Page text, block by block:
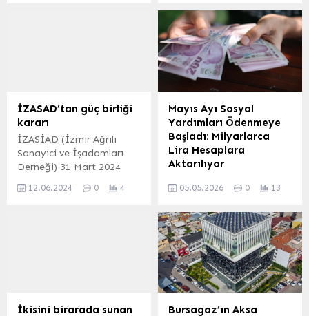
Endüstriyel Kullanımı’
programı BTSO Ana
düzenlendi. Programın
açılışında konuşan BTSO
Yönetim Kurulu...
düzenlemeyle ilgili Obdan
Sistem Genel Müdürü Arkın
Obdan görüş ve
değerlendirmelerde
bulundu. ANKARA (İGFA) –
Resmi Gazete’de
yayımlanan kağıt
ithalatına korunma önlemi
uygulanmasına ilişkin
Cumhurbaşkanı kararına
göre, ek mali yükümlülük
şeklinde uygulanacak
korunma önlemi; Birincil
kağıdı...
İZASAD’tan güç birliği
kararı
İZASİAD (İzmir Ağrılı
Sanayici ve İşadamları
Derneği) 31 Mart 2024
seçimleriyle İzmir
kararı alarak yeni hedefler
12.06.2024 0 4
Mayıs Ayı Sosyal
Yardımları Ödenmeye
Başladı: Milyarlarca
Lira Hesaplara
Aktarılıyor
kapsamında Mayıs ayı
Sosyal Hizmetler Bakanı
Mahinur Özdemir Göktaş,
yaptığı açıklamada, bu ay
içerisinde yaşlı ve engelli
vatandaşlara yönelik
toplam 8,4 milyar liralık
ödemenin
05.05.2026 0 13
İkisini birarada sunan Bursagaz’ın Aksa